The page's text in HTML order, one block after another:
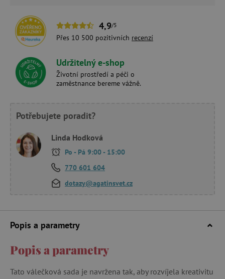
4,9/5
Přes 10 500 pozitivních recenzí
Udržitelný e-shop
Životní prostředí a péči o
zaměstnance bereme vážně.
Potřebujete poradit?
Linda Hodková
Po - Pá 9:00 - 15:00
770 601 604
dotazy@agatinsvet.cz
Popis a parametry
Popis a parametry
Tato válečková sada je navržena tak, aby rozvíjela kreativitu